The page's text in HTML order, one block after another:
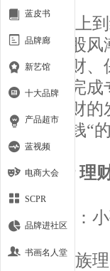
从线上
如今这股风
券商理财、
平台上完成
联网理财
就能赚钱“
银行 理
人物：
上班族
蓝皮书
品牌廊
新艺馆
十大品牌
产品超市
蓝视频
电商大会
SCPR
品牌进社区
书画名人堂